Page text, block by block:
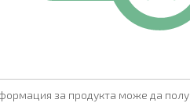
за продукта може да